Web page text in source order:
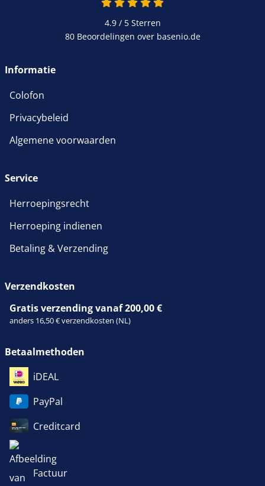
4.9 / 5Sterren
80 Beoordelingen over basenio.de
Informatie
Colofon
Privacybeleid
Algemene voorwaarden
Service
Herroepingsrecht
Herroeping indienen
Betaling & Verzending
Verzendkosten
Gratis verzending vanaf 200,00 €
anders 16,50 € verzendkosten (NL)
Betaalmethoden
iDEAL
PayPal
Creditcard
Factuur